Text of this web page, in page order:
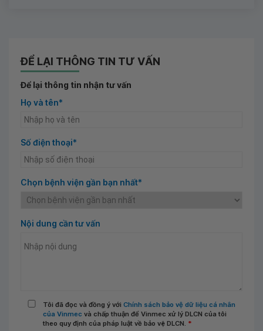
ĐỂ LẠI THÔNG TIN TƯ VẤN
Để lại thông tin nhận tư vấn
Họ và tên*
Số điện thoại*
Chọn bệnh viện gần bạn nhất*
Nội dung cần tư vấn
Tôi đã đọc và đồng ý với Chính sách bảo vệ dữ liệu cá nhân
của Vinmec và chấp thuận để Vinmec xử lý DLCN của tôi
theo quy định của pháp luật về bảo vệ DLCN. *